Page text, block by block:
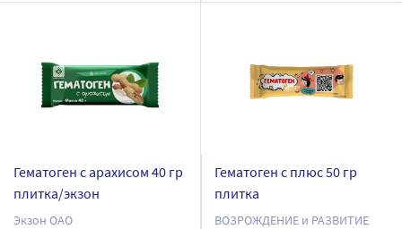
Гематоген с арахисом 40 гр
плитка/экзон
Экзон ОАО
Гематоген с плюс 50 гр
плитка
ВОЗРОЖДЕНИЕ и РАЗВИТИЕ